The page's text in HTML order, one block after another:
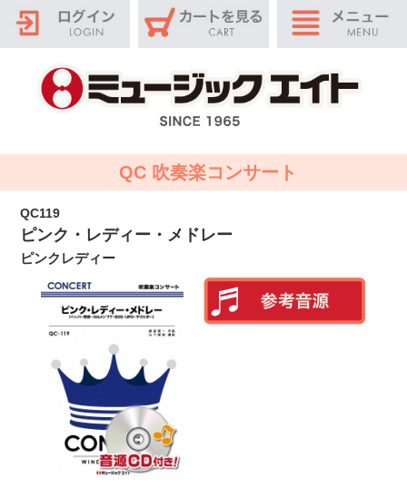
QC 吹奏楽コンサート
QC119
ピンク・レディー・メドレー
ピンクレディー